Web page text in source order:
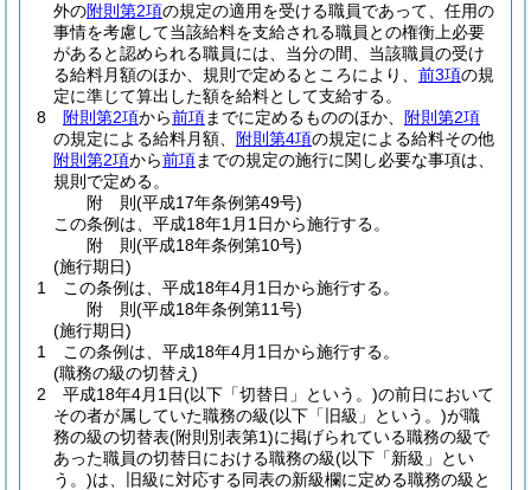
外の附則第2項の規定の適用を受ける職員であって、任用の
事情を考慮して当該給料を支給される職員との権衡上必要
があると認められる職員には、当分の間、当該職員の受け
る給料月額のほか、規則で定めるところにより、 前3項の規
定に準じて算出した額を給料として支給する。
8
附則第2項から前項までに定めるもののほか、
附則第2項
の規定による給料月額、
附則第4項の規定による給料その他
附則第2項から前項までの規定の施行に関し必要な事項は、
規則で定める。
附 則(平成17年条例第49号)
この条例は、平成18年1月1日から施行する。
附 則(平成18年条例第10号)
(施行期日)
1
この条例は、平成18年4月1日から施行する。
附 則(平成18年条例第11号)
(施行期日)
1
この条例は、平成18年4月1日から施行する。
(職務の級の切替え)
2
平成18年4月1日(以下「切替日」という。)の前日において
その者が属していた職務の級(以下「旧級」という。)が職
務の級の切替表(附則別表第1)に掲げられている職務の級で
あった職員の切替日における職務の級(以下「新級」とい
う。)は、旧級に対応する同表の新級欄に定める職務の級と